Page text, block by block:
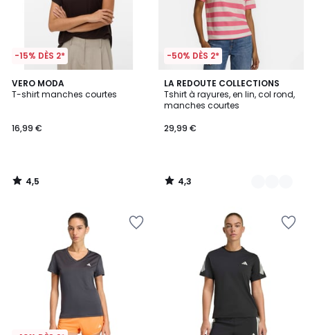
-15% DÈS 2*
VERO MODA
T-shirt manches courtes
16,99 €
4,5
/ 5
4,5
/
-50% DÈS 2*
LA REDOUTE COLLECTIONS
Tshirt à rayures, en lin, col rond,
manches courtes
29,99 €
4,3
/ 5
2
Couleurs
4,3
/